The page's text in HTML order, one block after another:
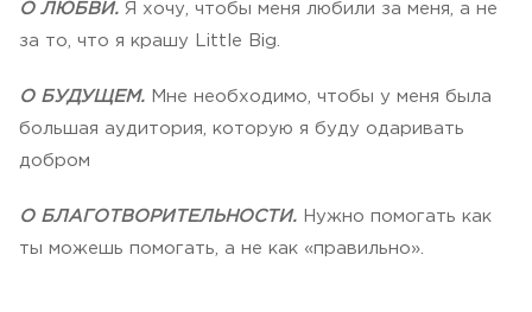
О ЛЮБВИ. Я хочу, чтобы меня любили за меня, а не
за то, что я крашу Little Big.
О БУДУЩЕМ. Мне необходимо, чтобы у меня была
большая аудитория, которую я буду одаривать
добром
О БЛАГОТВОРИТЕЛЬНОСТИ. Нужно помогать как
ты можешь помогать, а не как «правильно».